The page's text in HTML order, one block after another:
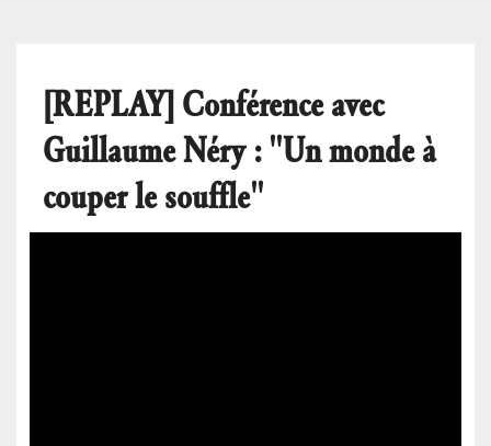
[REPLAY] Conférence avec
Guillaume Néry : "Un monde à
couper le souffle"
Video